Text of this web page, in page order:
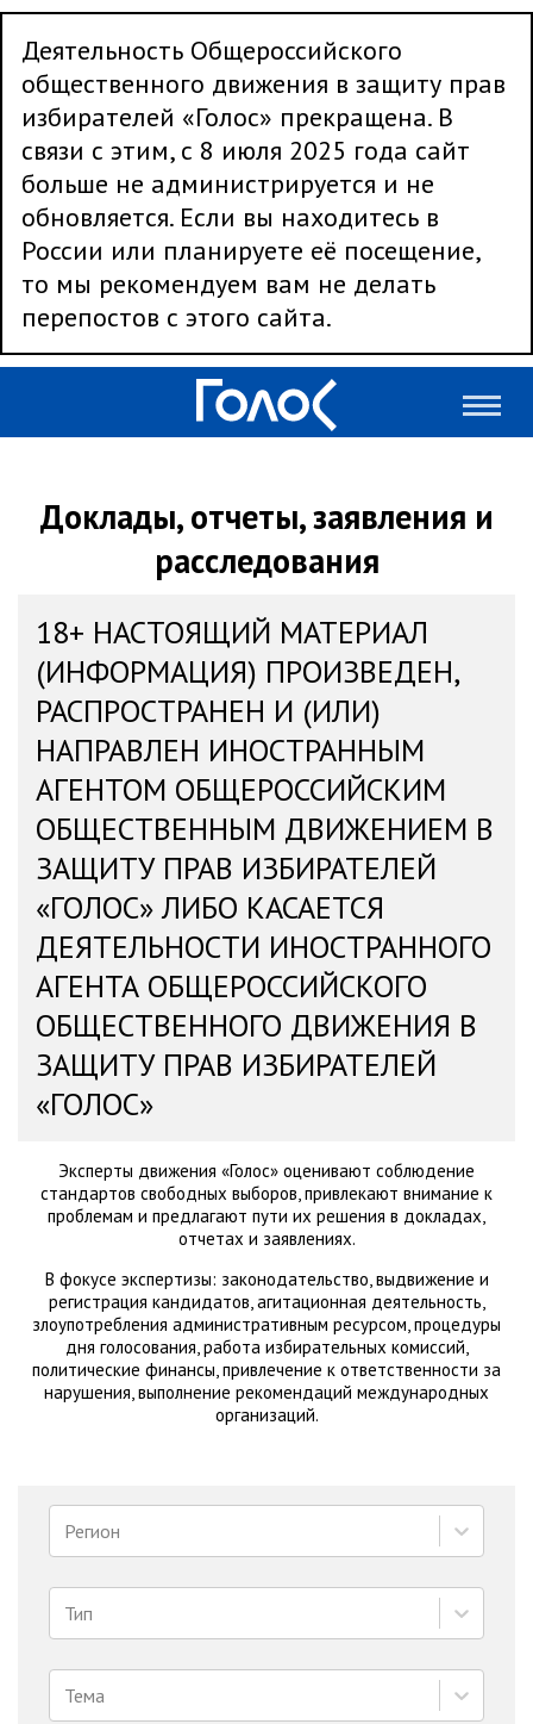
Деятельность Общероссийского
общественного движения в защиту прав
избирателей «Голос» прекращена. В
связи с этим, с 8 июля 2025 года сайт
больше не администрируется и не
обновляется. Если вы находитесь в
России или планируете её посещение,
то мы рекомендуем вам не делать
перепостов с этого сайта.
Доклады, отчеты, заявления и
расследования
18+ НАСТОЯЩИЙ МАТЕРИАЛ
(ИНФОРМАЦИЯ) ПРОИЗВЕДЕН,
РАСПРОСТРАНЕН И (ИЛИ)
НАПРАВЛЕН ИНОСТРАННЫМ
АГЕНТОМ ОБЩЕРОССИЙСКИМ
ОБЩЕСТВЕННЫМ ДВИЖЕНИЕМ В
ЗАЩИТУ ПРАВ ИЗБИРАТЕЛЕЙ
«ГОЛОС» ЛИБО КАСАЕТСЯ
ДЕЯТЕЛЬНОСТИ ИНОСТРАННОГО
АГЕНТА ОБЩЕРОССИЙСКОГО
ОБЩЕСТВЕННОГО ДВИЖЕНИЯ В
ЗАЩИТУ ПРАВ ИЗБИРАТЕЛЕЙ
«ГОЛОС»
Эксперты движения «Голос» оценивают соблюдение
стандартов свободных выборов, привлекают внимание к
проблемам и предлагают пути их решения в докладах,
отчетах и заявлениях.
В фокусе экспертизы: законодательство, выдвижение и
регистрация кандидатов, агитационная деятельность,
злоупотребления административным ресурсом, процедуры
дня голосования, работа избирательных комиссий,
политические финансы, привлечение к ответственности за
нарушения, выполнение рекомендаций международных
организаций.
Регион
Тип
Тема